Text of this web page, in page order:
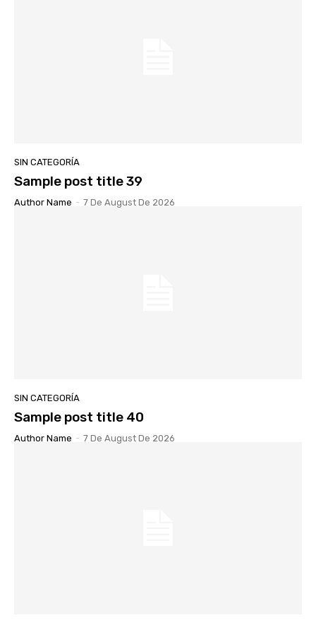
SIN CATEGORÍA
Sample post title 39
Author Name - 7 De August De 2026
SIN CATEGORÍA
Sample post title 40
Author Name - 7 De August De 2026